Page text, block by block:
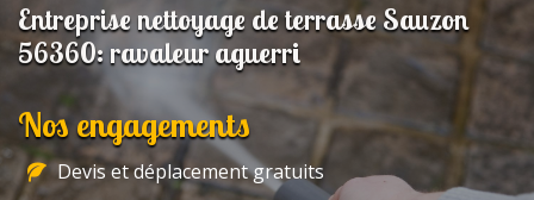
Entreprise nettoyage de terrasse Sauzon
56360: ravaleur aguerri
Nos engagements
Devis et déplacement gratuits